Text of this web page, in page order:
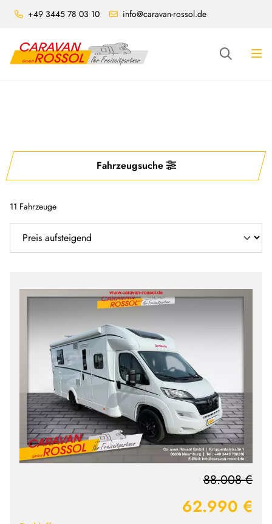
+49 3445 78 03 10 info@caravan-rossol.de
Fahrzeugsuche
11 Fahrzeuge
62.990 €
88.008 €